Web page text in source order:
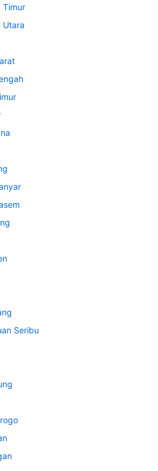
Timur
Utara
Seribu